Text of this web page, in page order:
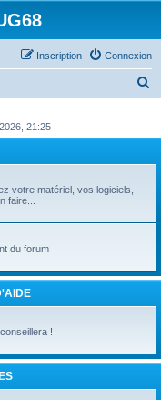
Connexion
Inscription
r
21:25
votre matériel, vos logiciels,
faire...
du forum
!